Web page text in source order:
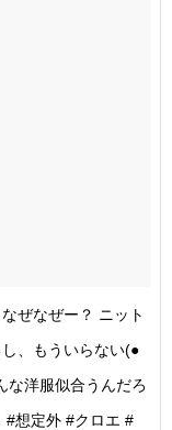
ぜなぜー？ ニット
、もういらない(●
な洋服似合うんだろ
#想定外 #クロエ #